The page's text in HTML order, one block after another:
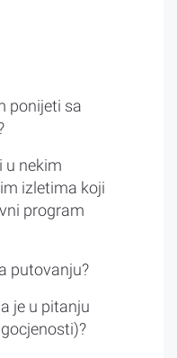
ponijeti sa
u nekim
izletima koji
program
putovanju?
je u pitanju